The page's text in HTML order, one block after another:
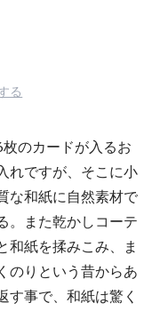
る
のカードが入るお
れですが、そこに小
な和紙に自然素材で
。また乾かしコーテ
和紙を揉みこみ、ま
のりという昔からあ
す事で、和紙は驚く